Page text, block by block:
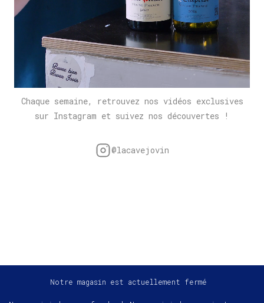
Chaque semaine, retrouvez nos vidéos exclusives
sur Instagram et suivez nos découvertes !
@lacavejovin
Notre magasin est actuellement fermé